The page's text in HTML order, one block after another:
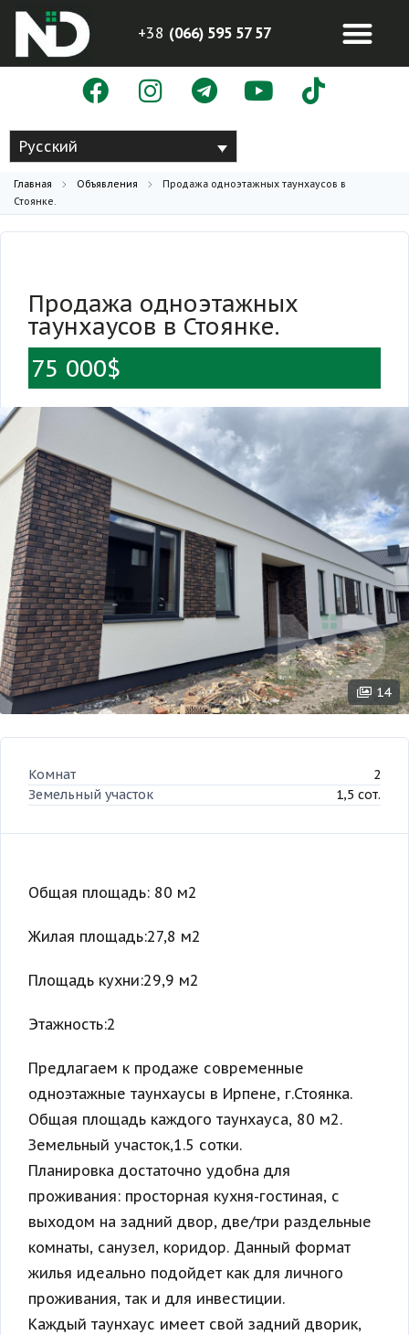
+38 (066) 595 57 57
Русский
Главная Объявления
Продажа одноэтажных таунхаусов в
Стоянке.
Продажа одноэтажных
таунхаусов в Стоянке.
75 000$
14
Комнат
2
Земельный участок
1,5 сот.
Общая площадь: 80 м2
Жилая площадь:27,8 м2
Площадь кухни:29,9 м2
Этажность:2
Предлагаем к продаже современные
одноэтажные таунхаусы в Ирпене, г.Стоянка.
Общая площадь каждого таунхауса, 80 м2.
Земельный участок,1.5 сотки.
Планировка достаточно удобна для
проживания: просторная кухня-гостиная, с
выходом на задний двор, две/три раздельные
комнаты, санузел, коридор. Данный формат
жилья идеально подойдет как для личного
проживания, так и для инвестиции.
Каждый таунхаус имеет свой задний дворик,